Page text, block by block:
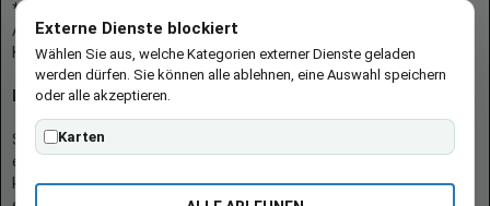
* = Afilliate-Link (=Werbung)
Als Amazon-Partner verdient der Seitenbetreiber an qualifizierten
Käufen.
Hinweis zu Preisen und Verfügbarkeiten
Sofern Produktpreise und Verfügbarkeiten angezeigt werden,
entsprechen diese dem angegebenen Stand (Datum/Uhrzeit) und
können sich auf der verlinkten Seite jederzeit ändern. Für den Kauf
Externe Dienste blockiert
Wählen Sie aus, welche Kategorien externer Dienste geladen
werden dürfen. Sie können alle ablehnen, eine Auswahl speichern
oder alle akzeptieren.
Karten